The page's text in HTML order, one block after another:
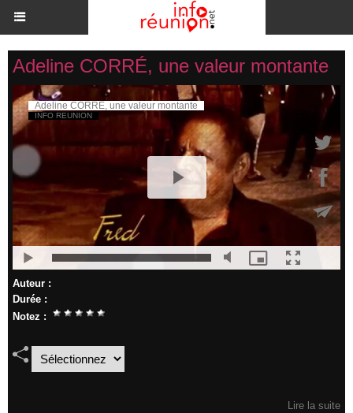
Adeline CORRÉ, une valeur montante
Auteur :
Durée :
Notez :
Lire la suite